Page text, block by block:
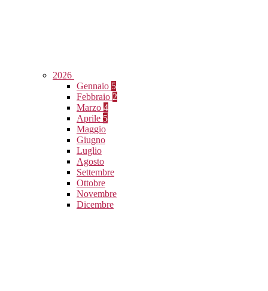
2026
Gennaio 5
Febbraio 2
Marzo 4
Aprile 5
Maggio
Giugno
Luglio
Agosto
Settembre
Ottobre
Novembre
Dicembre